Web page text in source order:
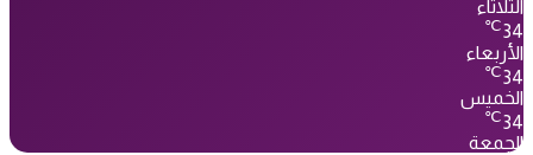
الثلاثاء
34
℃
الأربعاء
34
℃
الخميس
34
℃
الجمعة